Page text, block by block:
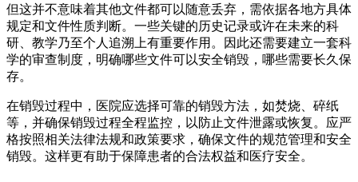
但这并不意味着其他文件都可以随意丢弃，需依据各地方具体
规定和文件性质判断。一些关键的历史记录或许在未来的科
研、教学乃至个人追溯上有重要作用。因此还需要建立一套科
学的审查制度，明确哪些文件可以安全销毁，哪些需要长久保
存。
在销毁过程中，医院应选择可靠的销毁方法，如焚烧、碎纸
等，并确保销毁过程全程监控，以防止文件泄露或恢复。应严
格按照相关法律法规和政策要求，确保文件的规范管理和安全
销毁。这样更有助于保障患者的合法权益和医疗安全。